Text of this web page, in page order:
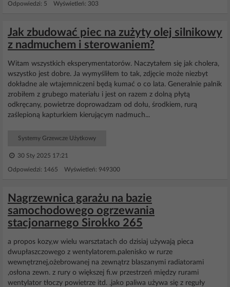
Odpowiedzi: 5 Wyświetleń: 303
Jak zbudować piec na zużyty olej silnikowy
z nadmuchem i sterowaniem?
Witam wszystkich eksperymentatorów. Naczytałem się jak cholera,
wszystko jest dobre. Ja wymyśliłem to tak, zdjęcie może niezbyt
dokładne ale wtajemniczeni będą kumać o co lata. Generalnie palnik
zrobiłem z grubego materiału i jest on razem z dolną płytą
odkręcany, powietrze doprowadzam od dołu, środkiem, rurą
zaślepioną kapturkiem kierującym nadmuch...
Systemy Grzewcze Użytkowy
30 Sty 2025 17:21
Odpowiedzi: 1465 Wyświetleń: 949300
Nagrzewnica garażu na bazie
samochodowego ogrzewania
stacjonarnego Sirokko 265
a propos kozy,w wielu warsztatach do dzisiaj używają pieca
dwupłaszczowego z wentylatorem.palenisko w rurze
wewnętrznej,ożebrowanej na zewnątrz blaszanymi radiatorami
,osłona zewn. z rury o większej fi.w przestrzeń między rurami
wentylator tłoczy powietrze itd. .jako paliwa używa się z reguły